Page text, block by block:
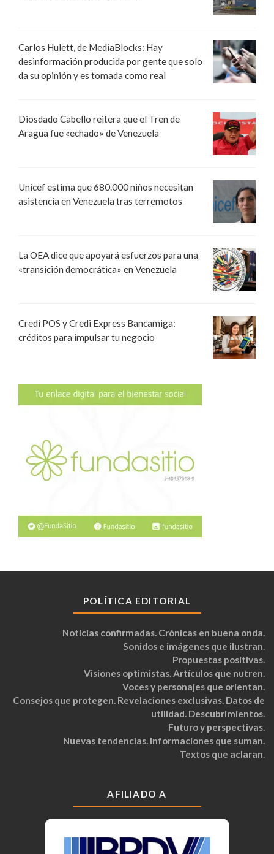
Carlos Hulett, de MediaBlocks: Hay
desinformación producida por gente que solo
da su opinión y es tomada como real
Diosdado Cabello reitera que el Tren de
Aragua fue «echado» de Venezuela
Unicef estima que 680.000 niños necesitan
asistencia en Venezuela tras terremotos
La OEA dice que apoyará esfuerzos para una
«transición democrática» en Venezuela
Credi POS y Credi Express Bancamiga:
créditos para impulsar tu negocio
POLÍTICA EDITORIAL
Noticias confirmadas. Crónicas en buena onda.
Sonidos e imágenes que ilustran.
Propuestas positivas.
Visiones optimistas. Artículos que nutren.
Voces y personajes que orientan.
Consejos que protegen. Revelaciones exclusivas. Datos de
utilidad. Descubrimientos.
Futuro y perspectivas.
Nuevas tendencias. Informaciones que suman.
Textos que aclaran.
AFILIADO A